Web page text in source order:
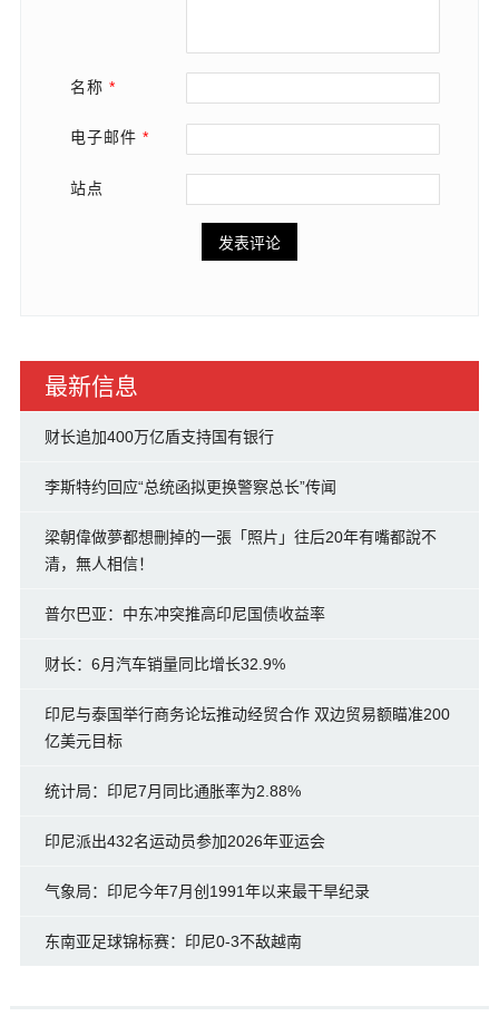
名称 *
电子邮件 *
站点
最新信息
财长追加400万亿盾支持国有银行
李斯特约回应“总统函拟更换警察总长”传闻
梁朝偉做夢都想刪掉的一張「照片」往后20年有嘴都說不
清，無人相信！
普尔巴亚：中东冲突推高印尼国债收益率
财长：6月汽车销量同比增长32.9%
印尼与泰国举行商务论坛推动经贸合作 双边贸易额瞄准200
亿美元目标
统计局：印尼7月同比通胀率为2.88%
印尼派出432名运动员参加2026年亚运会
气象局：印尼今年7月创1991年以来最干旱纪录
东南亚足球锦标赛：印尼0-3不敌越南